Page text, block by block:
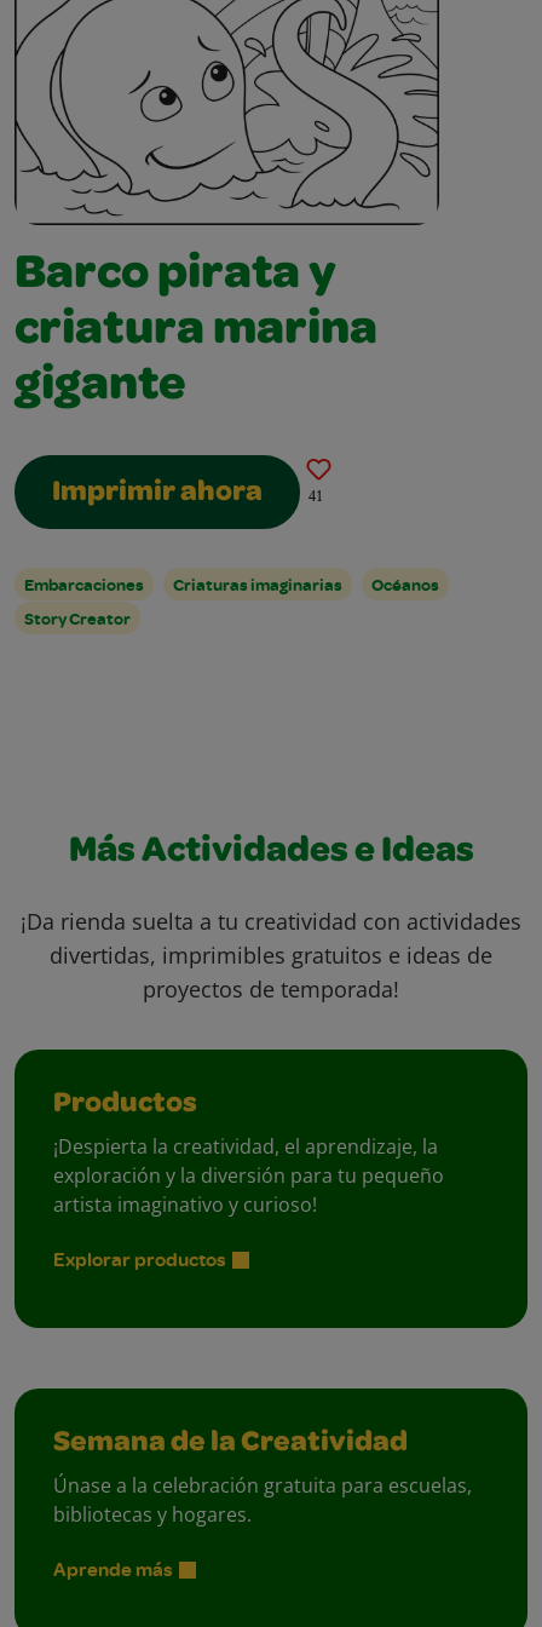
Barco pirata y
criatura marina
gigante
Imprimir ahora 41
Embarcaciones Criaturas imaginarias
Océanos
Story Creator
Más Actividades e Ideas
¡Da rienda suelta a tu creatividad con actividades
divertidas, imprimibles gratuitos e ideas de
proyectos de temporada!
Productos
¡Despierta la creatividad, el aprendizaje, la
exploración y la diversión para tu pequeño
artista imaginativo y curioso!
Explorar productos
Semana de la Creatividad
Únase a la celebración gratuita para escuelas,
bibliotecas y hogares.
Aprende más